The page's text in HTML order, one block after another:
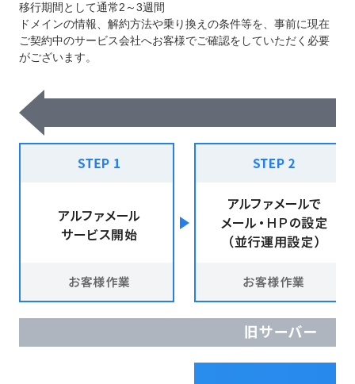
移行期間として通常2～3週間
ドメインの情報、解約方法や乗り換えの条件等を、事前に現在
ご契約中のサービス会社へお客様でご確認をしていただく必要
がございます。